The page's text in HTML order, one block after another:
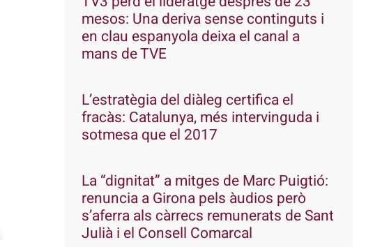
mesos: Una deriva sense continguts i
en clau espanyola deixa el canal a
mans de TVE
L’estratègia del diàleg certifica el
fracàs: Catalunya, més intervinguda i
sotmesa que el 2017
La “dignitat” a mitges de Marc Puigtió:
renuncia a Girona pels àudios però
s’aferra als càrrecs remunerats de Sant
Julià i el Consell Comarcal